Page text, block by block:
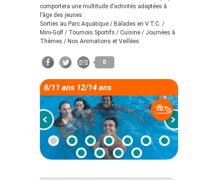
comportera une multitude d’activités adaptées à
l’âge des jeunes :
Sorties au Parc Aquatique / Balades en V.T.C. /
Mini-Golf / Tournois Sportifs / Cuisine / Journées à
Thèmes / Nos Animations et Veillées.
0
8/11 ans 12/14 ans